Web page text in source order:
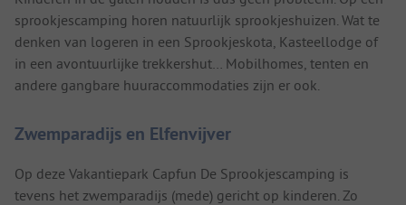
sprookjescamping horen natuurlijk sprookjeshuizen. Wat te
denken van logeren in een Sprookjeskota, Kasteellodge of
in een avontuurlijke trekkershut… Mobilhomes, tenten en
andere gangbare huuraccommodaties zijn er ook.
Zwemparadijs en Elfenvijver
Op deze Vakantiepark Capfun De Sprookjescamping is
tevens het zwemparadijs (mede) gericht op kinderen. Zo